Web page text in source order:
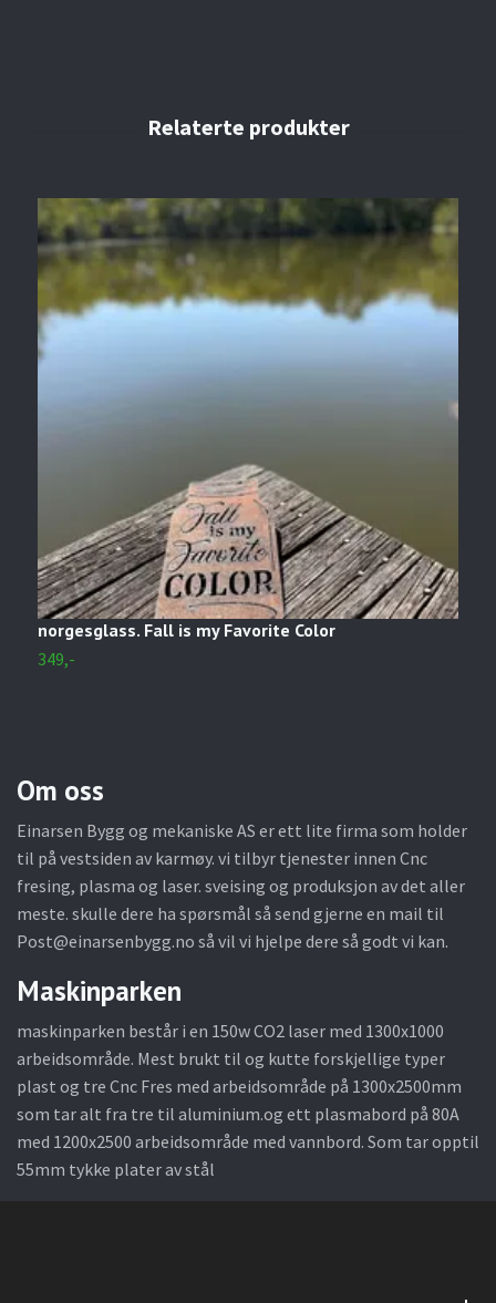
Om oss
Einarsen Bygg og mekaniske AS er ett lite firma som holder
til på vestsiden av karmøy. vi tilbyr tjenester innen Cnc
fresing, plasma og laser. sveising og produksjon av det aller
meste. skulle dere ha spørsmål så send gjerne en mail til
Post@einarsenbygg.no så vil vi hjelpe dere så godt vi kan.
Maskinparken
maskinparken består i en 150w CO2 laser med 1300x1000
arbeidsområde. Mest brukt til og kutte forskjellige typer
plast og tre Cnc Fres med arbeidsområde på 1300x2500mm
som tar alt fra tre til aluminium.og ett plasmabord på 80A
med 1200x2500 arbeidsområde med vannbord. Som tar opptil
55mm tykke plater av stål
norgesglass. Fall is my Favorite Color
349,-